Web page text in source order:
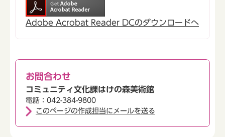
Adobe Acrobat Reader DCのダウンロードへ
お問合わせ
コミュニティ文化課はけの森美術館
電話：042-384-9800
このページの作成担当にメールを送る